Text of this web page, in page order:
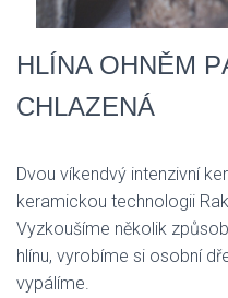
HLÍNA OHNĚM
CHLAZENÁ
Dvou víkendvý intenzivní
keramickou technologii
Vyzkoušíme několik
hlínu, vyrobíme si osobní
vypálíme.